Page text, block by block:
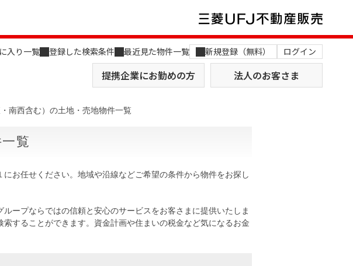
入り一覧 登録した検索条件 最近見た物件一覧 新規登録（無料） ログイン
提携企業にお勤めの方 法人のお客さま
土地を探す
AI不動産査定
役員一覧
南西含む）の土地・売地物件一覧
覧
お任せください。地域や沿線などご希望の条件から物件をお探し
ープならではの信頼と安心のサービスをお客さまに提供いたしま
することができます。資金計画や住まいの税金など気になるお金